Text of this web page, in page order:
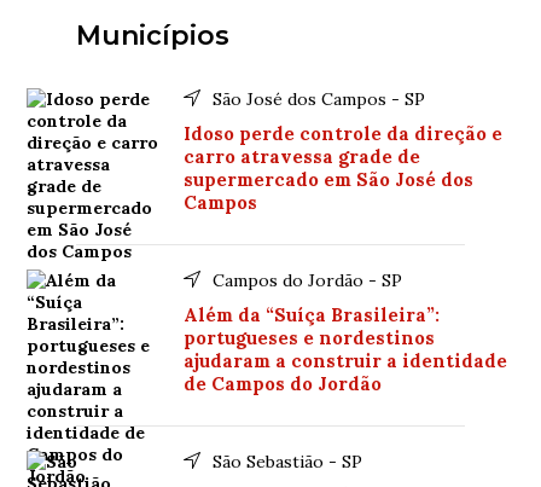
Municípios
São José dos Campos - SP
Idoso perde controle da direção e
carro atravessa grade de
supermercado em São José dos
Campos
Campos do Jordão - SP
Além da “Suíça Brasileira”:
portugueses e nordestinos
ajudaram a construir a identidade
de Campos do Jordão
São Sebastião - SP